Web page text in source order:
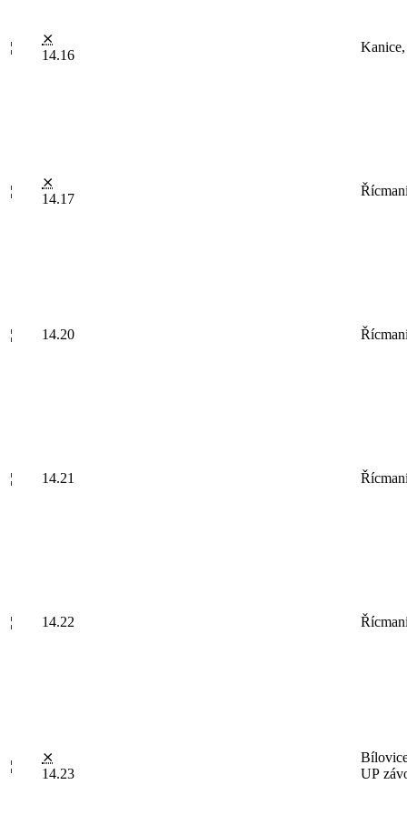
¦
⨯
14.16
¦
⨯
14.17
¦ 14.20
¦ 14.21
¦ 14.22
¦
⨯
14.23
UP